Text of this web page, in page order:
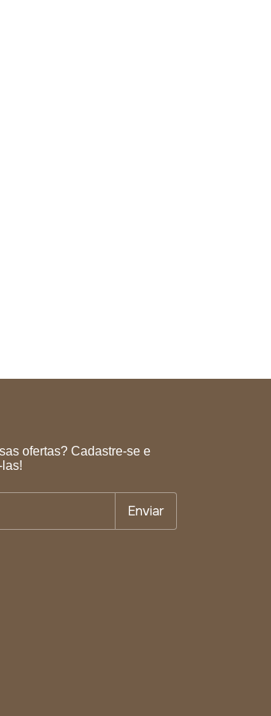
ofertas? Cadastre-se e